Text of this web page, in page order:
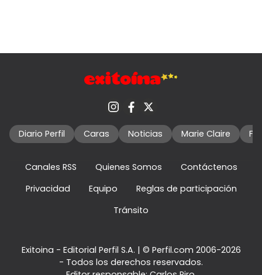
Diario Perfil Caras Noticias Marie Claire
Canales RSS Quienes Somos
Contáctenos
Privacidad
Equipo
Reglas de participación
Tránsito
Exitoina - Editorial Perfil S.A. | © Perfil.com 2006-2026
- Todos los derechos reservados.